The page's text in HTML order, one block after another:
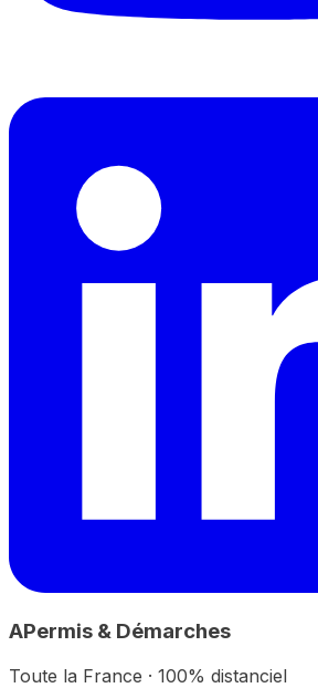
APermis & Démarches
Toute la France · 100% distanciel